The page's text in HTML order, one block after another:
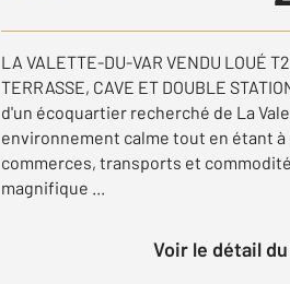
LA VALETTE-DU-VAR VENDU LOUÉ
TERRASSE, CAVE ET DOUBLE
d'un écoquartier recherché de La
environnement calme tout en étant
commerces, transports et
magnifique ...
Voir le détail